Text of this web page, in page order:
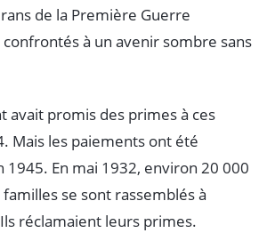
de la Première Guerre
à un avenir sombre sans
avait promis des primes à ces
Mais les paiements ont été
1945. En mai 1932, environ 20 000
se sont rassemblés à
réclamaient leurs primes.